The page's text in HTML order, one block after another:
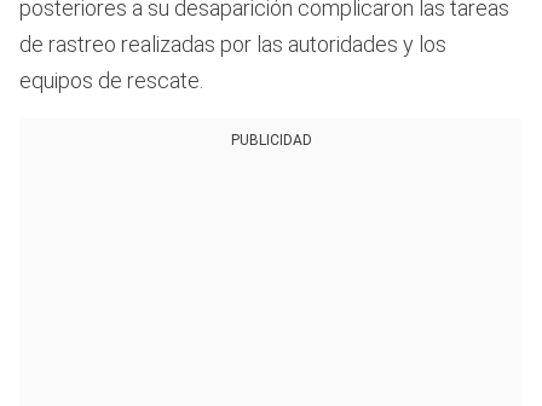
posteriores a su desaparición complicaron las tareas
de rastreo realizadas por las autoridades y los
equipos de rescate.
PUBLICIDAD